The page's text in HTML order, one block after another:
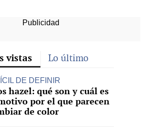
vistas Lo último
DE DEFINIR
hazel: qué son y cuál es
por el que parecen
de color